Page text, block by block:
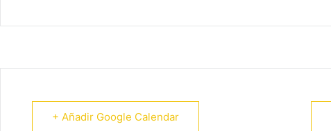
+ Añadir Google Calendar